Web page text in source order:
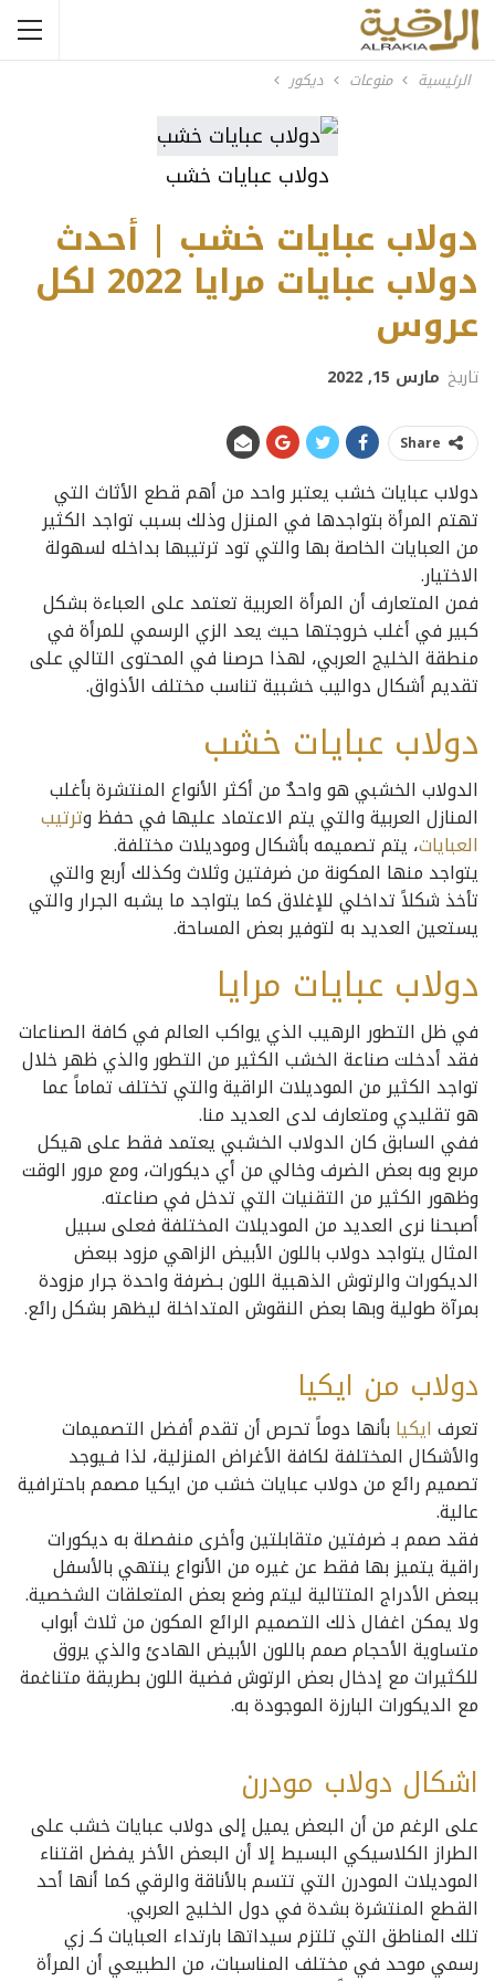
الرئيسية منوعات ديكور
دولاب عبايات خشب
دولاب عبايات خشب | أحدث
دولاب عبايات مرايا 2022 لكل
عروس
تاريخ مارس 15, 2022
Share
دولاب عبايات خشب يعتبر واحد من أهم قطع الأثاث التي
تهتم المرأة بتواجدها في المنزل وذلك بسبب تواجد الكثير
من العبايات الخاصة بها والتي تود ترتيبها بداخله لسهولة
الاختيار.
فمن المتعارف أن المرأة العربية تعتمد على العباءة بشكل
كبير في أغلب خروجتها حيث يعد الزي الرسمي للمرأة في
منطقة الخليج العربي، لهذا حرصنا في المحتوى التالي على
تقديم أشكال دواليب خشبية تناسب مختلف الأذواق.
دولاب عبايات خشب
الدولاب الخشبي هو واحدٌ من أكثر الأنواع المنتشرة بأغلب
المنازل العربية والتي يتم الاعتماد عليها في حفظ وترتيب
العبايات، يتم تصميمه بأشكال وموديلات مختلفة.
يتواجد منها المكونة من ضرفتين وثلاث وكذلك أربع والتي
تأخذ شكلاً تداخلي للإغلاق كما يتواجد ما يشبه الجرار والتي
يستعين العديد به لتوفير بعض المساحة.
دولاب عبايات مرايا
في ظل التطور الرهيب الذي يواكب العالم في كافة الصناعات
فقد أدخلت صناعة الخشب الكثير من التطور والذي ظهر خلال
تواجد الكثير من الموديلات الراقية والتي تختلف تماماً عما
هو تقليدي ومتعارف لدى العديد منا.
ففي السابق كان الدولاب الخشبي يعتمد فقط على هيكل
مربع وبه بعض الضرف وخالي من أي ديكورات، ومع مرور الوقت
وظهور الكثير من التقنيات التي تدخل في صناعته.
أصبحنا نرى العديد من الموديلات المختلفة فعلى سبيل
المثال يتواجد دولاب باللون الأبيض الزاهي مزود ببعض
الديكورات والرتوش الذهبية اللون بـضرفة واحدة جرار مزودة
بمرآة طولية وبها بعض النقوش المتداخلة ليظهر بشكل رائع.
دولاب من ايكيا
تعرف ايكيابأنها دوماً تحرص أن تقدم أفضل التصميمات
والأشكال المختلفة لكافة الأغراض المنزلية، لذا فـيوجد
تصميم رائع من دولاب عبايات خشب من ايكيا مصمم باحترافية
عالية.
فقد صمم بـ ضرفتين متقابلتين وأخرى منفصلة به ديكورات
راقية يتميز بها فقط عن غيره من الأنواع ينتهي بالأسفل
ببعض الأدراج المتتالية ليتم وضع بعض المتعلقات الشخصية.
ولا يمكن اغفال ذلك التصميم الرائع المكون من ثلاث أبواب
متساوية الأحجام صمم باللون الأبيض الهادئ والذي يروق
للكثيرات مع إدخال بعض الرتوش فضية اللون بطريقة متناغمة
مع الديكورات البارزة الموجودة به.
اشكال دولاب مودرن
على الرغم من أن البعض يميل إلى دولاب عبايات خشب على
الطراز الكلاسيكي البسيط إلا أن البعض الأخر يفضل اقتناء
الموديلات المودرن التي تتسم بالأناقة والرقي كما أنها أحد
القطع المنتشرة بشدة في دول الخليج العربي.
تلك المناطق التي تلتزم سيداتها بارتداء العبايات كـ زي
رسمي موحد في مختلف المناسبات، من الطبيعي أن المرأة